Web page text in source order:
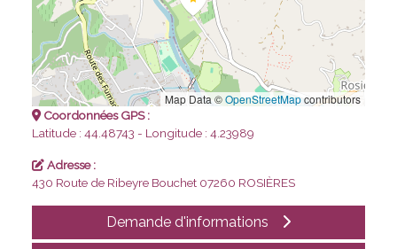
Map Data ©OpenStreetMapcontributors
Coordonnées GPS :
Latitude : 44.48743 - Longitude : 4.23989
Adresse :
430 Route de Ribeyre Bouchet 07260 ROSIÈRES
Demande d'informations